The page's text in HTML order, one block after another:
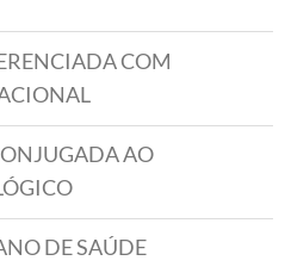
COM
AO
DE SAÚDE